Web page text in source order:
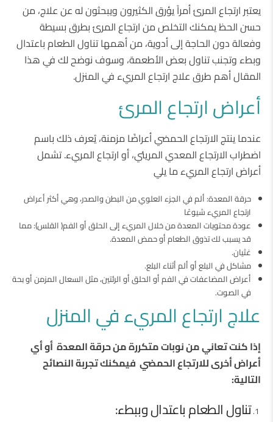
يعتبر ارتجاع المرئ أمراً يؤرق الكثيرون ويبحثون له عن علاج، من
حسن الحظ يمكنك التخلص من ارتجاع المرئ بطرق بسيطة
وفعالة دون الحاجة إلى أدوية، من أهمها تناول الطعام باعتدال
وبطء وتجنب تناول بعض الأطعمة، وسوف نوضح لك في هذا
المقال أهم طرق علاج ارتجاع المريء في المنزل.
أعراض ارتجاع المرئ
عندما ينتج الارتجاع الحمضي أعراضًا مزمنة، يُعرف ذلك باسم
اضطراب الارتجاع المعدي المريئي، أو ارتجاع المريء. تشمل
أعراض ارتجاع المريء ما يلي
حرقة المعدة: ألم في الجزء العلوي من البطن والصدر، وهي أكثر أعراض
ارتجاع المريء شيوعًا
عودة محتويات المعدة من خلال المريء إلى الحلق أو الفم( القلس): مما
قد يسبب لك تذوق الطعام أو حمض المعدة.
غثيان.
مشاكل في البلع أو ألم أثناء البلع.
أعراض المضاعفات في الفم أو الحلق أو الرئتين، مثل السعال المزمن أو بحة
في الصوت.
علاج ارتجاع المريء في المنزل
إذا كنت تعاني من نوبات متكررة من حرقة المعدة أو أي
أعراض أخرى للارتجاع الحمضي فيمكنك تجربة النصائح
التالية:
تناول الطعام باعتدال وببطء: